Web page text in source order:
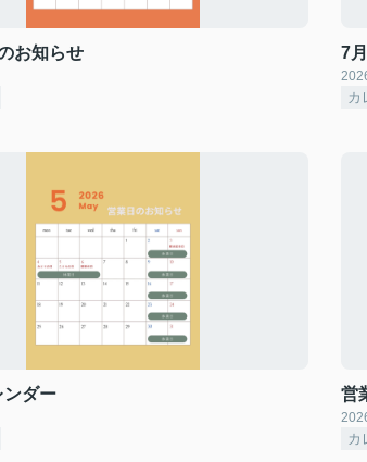
お知らせ 7
カ
ンダー 営
カ